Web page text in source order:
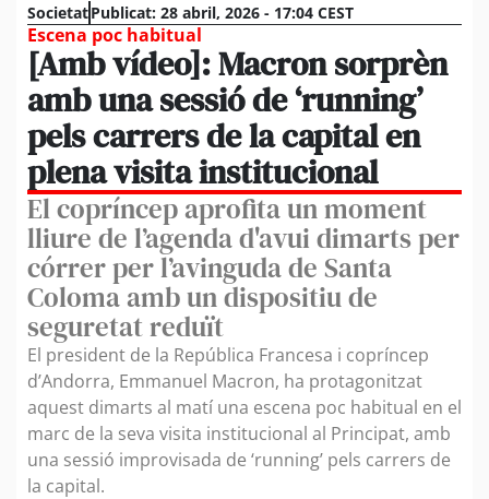
SocietatPublicat: 28 abril, 2026 - 17:04 CEST
Escena poc habitual
[Amb vídeo]: Macron sorprèn
amb una sessió de ‘running’
pels carrers de la capital en
plena visita institucional
El copríncep aprofita un moment
lliure de l’agenda d'avui dimarts per
córrer per l’avinguda de Santa
Coloma amb un dispositiu de
seguretat reduït
El president de la República Francesa i copríncep
d’Andorra, Emmanuel Macron, ha protagonitzat
aquest dimarts al matí una escena poc habitual en el
marc de la seva visita institucional al Principat, amb
una sessió improvisada de ‘running’ pels carrers de
la capital.